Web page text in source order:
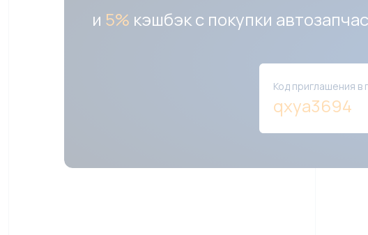
и 5% кэшбэк с покупки
Код приглашения в
qxya3694